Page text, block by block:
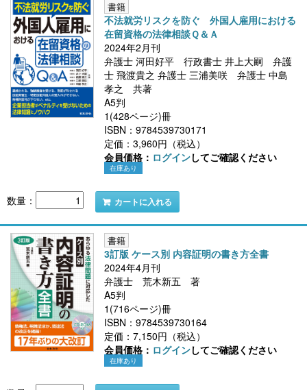
書籍
不法就労リスクを防ぐ 外国人雇用における
在留資格の法律相談Ｑ＆Ａ
2024年2月刊
弁護士 河田好平 行政書士 井上大嗣 弁護
士 飛渡貴之 弁護士 三浦美咲 弁護士 中島
孝之 共著
A5判
1(428ページ)冊
ISBN：9784539730171
定価：3,960円（税込）
会員価格： ログインしてご確認ください
在庫あり
数量： カートに入れる
書籍
3訂版 ケース別 内容証明の書き方全書
2024年4月刊
弁護士 荒木新五 著
A5判
1(716ページ)冊
ISBN：9784539730164
定価：7,150円（税込）
会員価格： ログインしてご確認ください
在庫あり